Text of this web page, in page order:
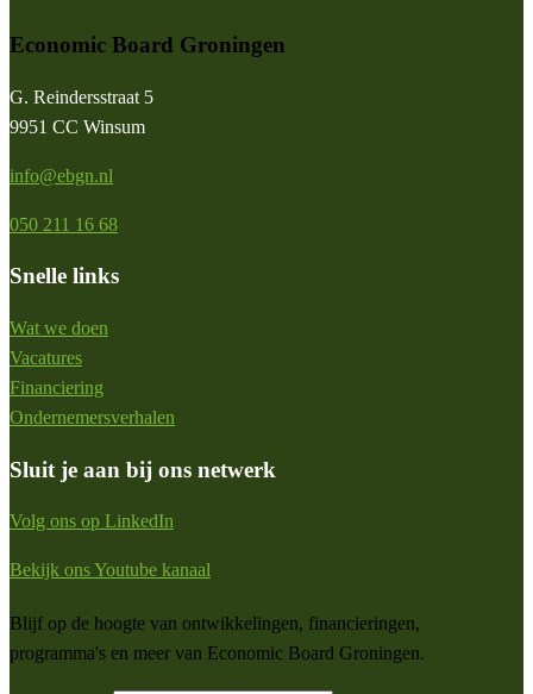
Economic Board Groningen
G. Reindersstraat 5
9951 CC Winsum
info@ebgn.nl
050 211 16 68
Snelle links
Wat we doen
Vacatures
Financiering
Ondernemersverhalen
Sluit je aan bij ons netwerk
Volg ons op LinkedIn
Bekijk ons Youtube kanaal
Blijf op de hoogte van ontwikkelingen, financieringen,
programma's en meer van Economic Board Groningen.